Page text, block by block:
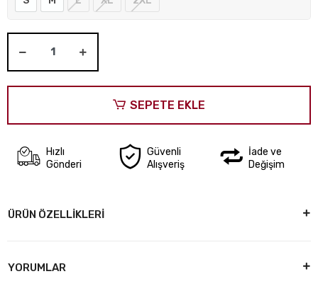
SEPETE EKLE
Hızlı
Gönderi
Güvenli
Alışveriş
İade ve
Değişim
ÜRÜN ÖZELLİKLERİ
YORUMLAR